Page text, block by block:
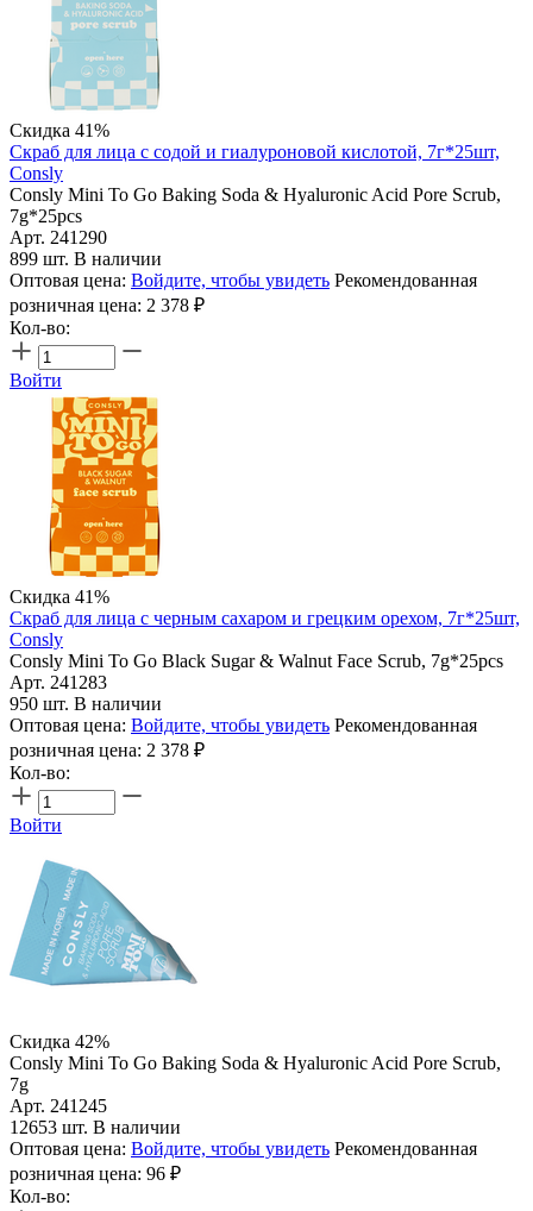
Скидка 41%
Скраб для лица с содой и гиалуроновой кислотой, 7г*25шт,
Consly
Consly Mini To Go Baking Soda & Hyaluronic Acid Pore Scrub,
7g*25pcs
Арт. 241290
899 шт. В наличии
Оптовая цена: Войдите, чтобы увидеть Рекомендованная
розничная цена: 2 378 ₽
Кол-во:
Войти
Скидка 41%
Скраб для лица с черным сахаром и грецким орехом, 7г*25шт,
Consly
Consly Mini To Go Black Sugar & Walnut Face Scrub, 7g*25pcs
Арт. 241283
950 шт. В наличии
Оптовая цена: Войдите, чтобы увидеть Рекомендованная
розничная цена: 2 378 ₽
Кол-во:
Войти
Скидка 42%
Consly Mini To Go Baking Soda & Hyaluronic Acid Pore Scrub,
7g
Арт. 241245
12653 шт. В наличии
Оптовая цена: Войдите, чтобы увидеть Рекомендованная
розничная цена: 96 ₽
Кол-во: